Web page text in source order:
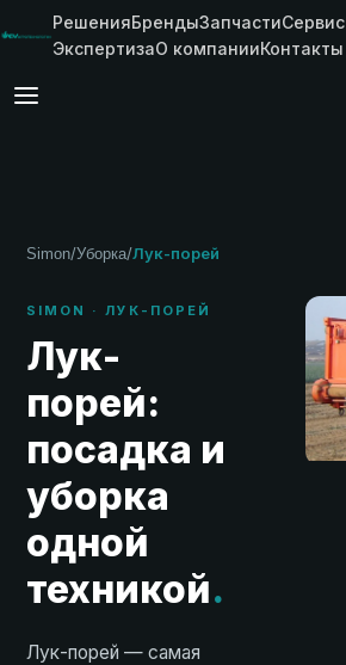
РешенияБрендыЗапчастиСервис
ЭкспертизаО компанииКонтакты
Simon/Уборка/Лук-порей
SIMON · ЛУК-ПОРЕЙ
Лук-
порей:
посадка и
уборка
одной
техникой.
Лук-порей — самая